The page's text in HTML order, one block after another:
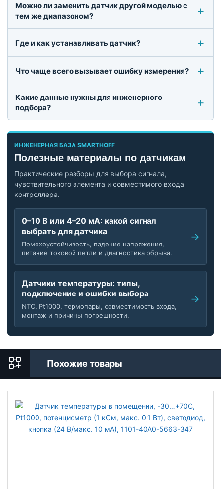
Можно ли заменить датчик другой моделью с
тем же диапазоном?
Где и как устанавливать датчик?
Что чаще всего вызывает ошибку измерения?
Какие данные нужны для инженерного
подбора?
ИНЖЕНЕРНАЯ БАЗА SMARTHOFF
Полезные материалы по датчикам
Практические разборы для выбора сигнала,
чувствительного элемента и совместимого входа
контроллера.
0–10 В или 4–20 мА: какой сигнал
выбрать для датчика
Помехоустойчивость, падение напряжения,
питание токовой петли и диагностика обрыва.
Датчики температуры: типы,
подключение и ошибки выбора
NTC, Pt1000, термопары, совместимость входа,
монтаж и причины погрешности.
Похожие товары